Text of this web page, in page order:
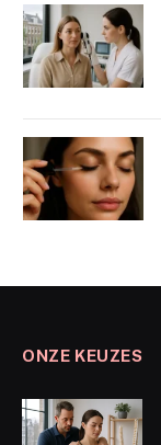
ONZE KEUZES